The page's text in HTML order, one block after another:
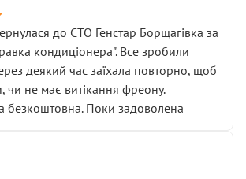
до СТО Генстар Борщагівка за
кондиціонера". Все зробили
деякий час заїхала повторно, щоб
чи не має витікання фреону.
безкоштовна. Поки задоволена